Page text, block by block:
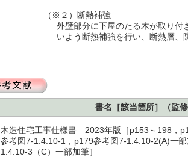
（※２）断熱補強
外壁部分に下屋のたる木が取り付
いよう断熱補強を行い、断熱層、
書名［該当箇所］（監修
木造住宅工事仕様書 2023年版［p153～198，
参考図7-1.4.10-1，p179参考図7-1.4.10-2(A)一
1.4.10-3（C）一部加筆］